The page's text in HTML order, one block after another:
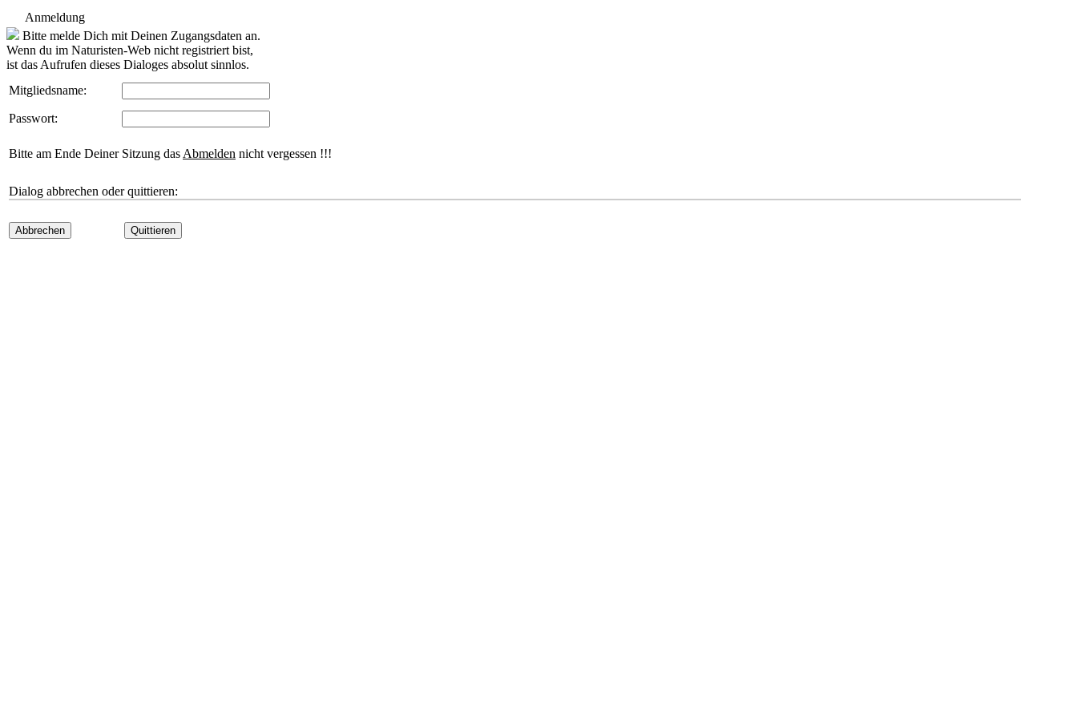
Anmeldung
Bitte melde Dich mit Deinen Zugangsdaten an.
Wenn du im Naturisten-Web nicht registriert bist,
ist das Aufrufen dieses Dialoges absolut sinnlos.
Mitgliedsname:
Passwort:
Bitte am Ende Deiner Sitzung das Abmelden nicht vergessen !!!
Dialog abbrechen oder quittieren:
Abbrechen Quittieren